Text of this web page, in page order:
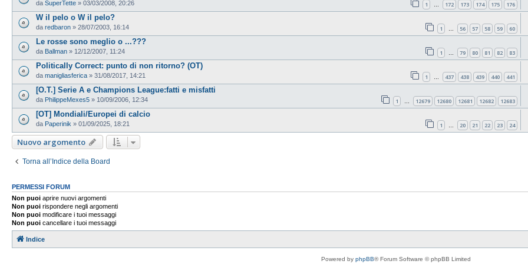
da SuperTette » 03/03/2008, 20:26 1 … 172 173 174 175 176
W il pelo o W il pelo?
da redbaron » 28/07/2003, 16:14 1 … 56 57 58 59 60
Le rosse sono meglio o ...???
da Ballman » 12/12/2007, 11:24 1 … 79 80 81 82 83
Politically Correct: punto di non ritorno? (OT)
da manigliasferica » 31/08/2017, 14:21 1 … 437 438 439 440 441
[O.T.] Serie A e Champions League:fatti e misfatti
da PhilippeMexes5 » 10/09/2006, 12:34 1 … 12679 12680 12681 12682 12683
[OT] Mondiali/Europei di calcio
da Paperinik » 01/09/2025, 18:21 1 … 20 21 22 23 24
Nuovo argomento
Torna all’Indice della Board
PERMESSI FORUM
Non puoi aprire nuovi argomenti
Non puoi rispondere negli argomenti
Non puoi modificare i tuoi messaggi
Non puoi cancellare i tuoi messaggi
Indice
Powered by phpBB® Forum Software © phpBB Limited